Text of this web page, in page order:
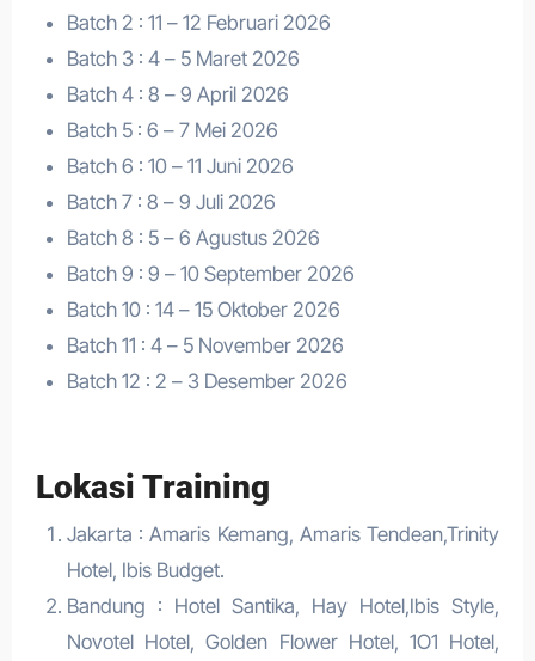
Batch 2 : 11 – 12 Februari 2026
Batch 3 : 4 – 5 Maret 2026
Batch 4 : 8 – 9 April 2026
Batch 5 : 6 – 7 Mei 2026
Batch 6 : 10 – 11 Juni 2026
Batch 7 : 8 – 9 Juli 2026
Batch 8 : 5 – 6 Agustus 2026
Batch 9 : 9 – 10 September 2026
Batch 10 : 14 – 15 Oktober 2026
Batch 11 : 4 – 5 November 2026
Batch 12 : 2 – 3 Desember 2026
Lokasi Training
Jakarta : Amaris Kemang, Amaris Tendean,Trinity
Hotel, Ibis Budget.
Bandung : Hotel Santika, Hay Hotel,Ibis Style,
Novotel Hotel, Golden Flower Hotel, 1O1 Hotel,